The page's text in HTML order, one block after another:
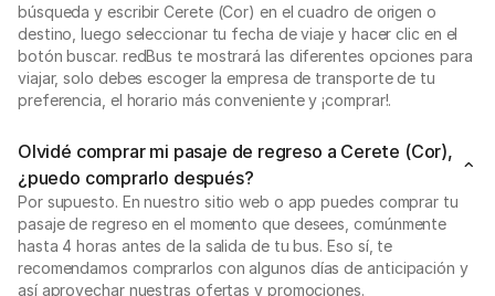
búsqueda y escribir Cerete (Cor) en el cuadro de origen o
destino, luego seleccionar tu fecha de viaje y hacer clic en el
botón buscar. redBus te mostrará las diferentes opciones para
viajar, solo debes escoger la empresa de transporte de tu
preferencia, el horario más conveniente y ¡comprar!.
Olvidé comprar mi pasaje de regreso a Cerete (Cor),
¿puedo comprarlo después?
Por supuesto. En nuestro sitio web o app puedes comprar tu
pasaje de regreso en el momento que desees, comúnmente
hasta 4 horas antes de la salida de tu bus. Eso sí, te
recomendamos comprarlos con algunos días de anticipación y
así aprovechar nuestras ofertas y promociones.